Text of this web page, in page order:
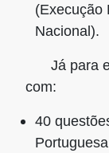
(Execução
Nacional).
Já para
com:
40